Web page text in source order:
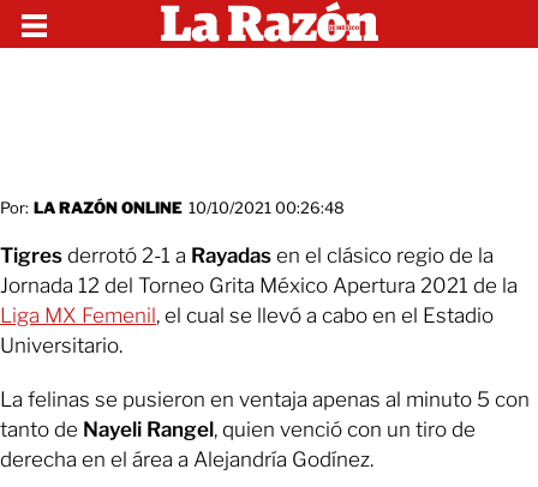
Por: LA RAZÓN ONLINE 10/10/2021 00:26:48
Tigres derrotó 2-1 a Rayadas en el clásico regio de la
Jornada 12 del Torneo Grita México Apertura 2021 de la
Liga MX Femenil, el cual se llevó a cabo en el Estadio
Universitario.
La felinas se pusieron en ventaja apenas al minuto 5 con
tanto de Nayeli Rangel, quien venció con un tiro de
derecha en el área a Alejandría Godínez.